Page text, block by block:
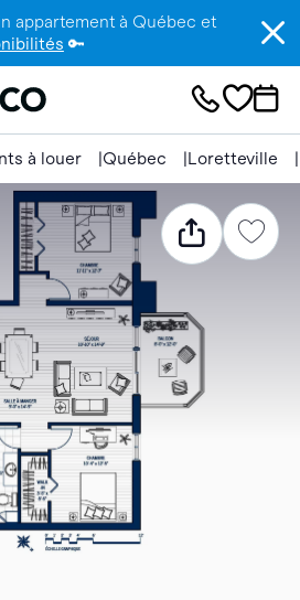
appartement à Québec et
🔑
à louer Québec Loretteville